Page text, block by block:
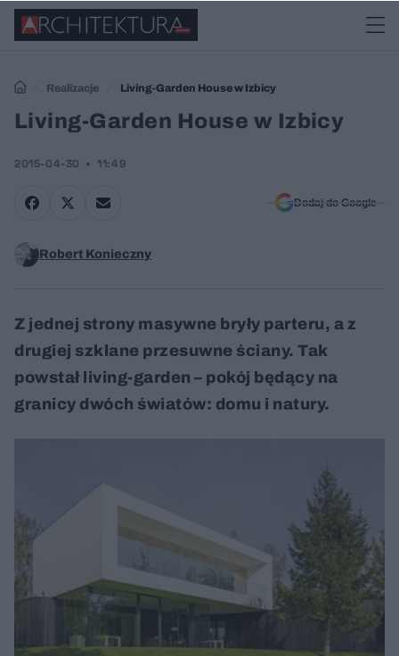
Realizacje Living-Garden House w Izbicy
Living-Garden House w Izbicy
2015-04-30 11:49
Dodaj do Google
Robert Konieczny
Z jednej strony masywne bryły parteru, a z
drugiej szklane przesuwne ściany. Tak
powstał living-garden – pokój będący na
granicy dwóch światów: domu i natury.